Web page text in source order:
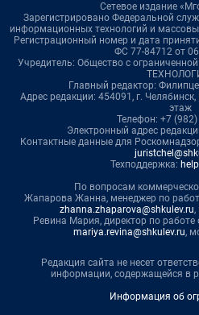
Сетевое издание
Зарегистрировано Федеральной
информационных технологий и
Регистрационный номер и дата
ФС 77-84712 от
Учредитель: Общество с
Главный редактор:
Адрес редакции: 454091, г.
этаж
Телефон: +7
Электронный адрес
Контактные данные для
Техподдержка:
По вопросам
Жапарова Жанна, менеджер по
zhanna.zhaparova@shkulev.ru,
Ревина Мария, директор по
mariya.revina@shkulev.ru,
Редакция сайта не несет
информации, содержащейся в
Информация об